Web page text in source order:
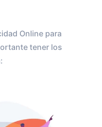
Online para
tener los